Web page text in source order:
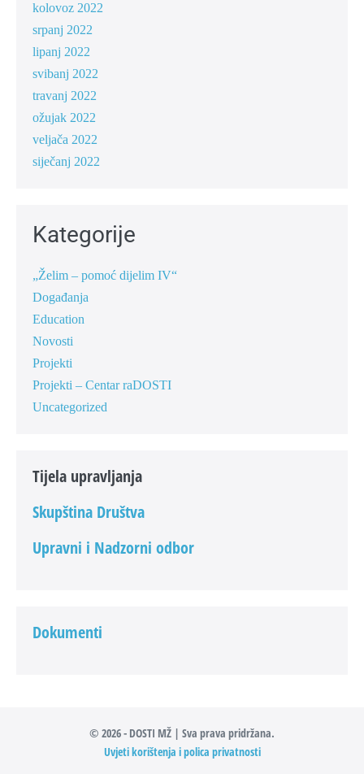
kolovoz 2022
srpanj 2022
lipanj 2022
svibanj 2022
travanj 2022
ožujak 2022
veljača 2022
siječanj 2022
Kategorije
„Želim – pomoć dijelim IV“
Događanja
Education
Novosti
Projekti
Projekti – Centar raDOSTI
Uncategorized
Tijela upravljanja
Skupština Društva
Upravni i Nadzorni odbor
Dokumenti
© 2026 - DOSTI MŽ | Sva prava pridržana.
Uvjeti korištenja i polica privatnosti